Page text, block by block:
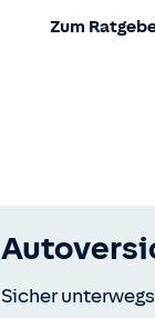
Zum
Sicher